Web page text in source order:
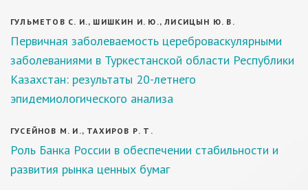
ГУЛЬМЕТОВ С. И., ШИШКИН И. Ю., ЛИСИЦЫН Ю. В.
Первичная заболеваемость цереброваскулярными
заболеваниями в Туркестанской области Республики
Казахстан: результаты 20-летнего
эпидемиологического анализа
ГУСЕЙНОВ М. И., ТАХИРОВ Р. Т.
Роль Банка России в обеспечении стабильности и
развития рынка ценных бумаг